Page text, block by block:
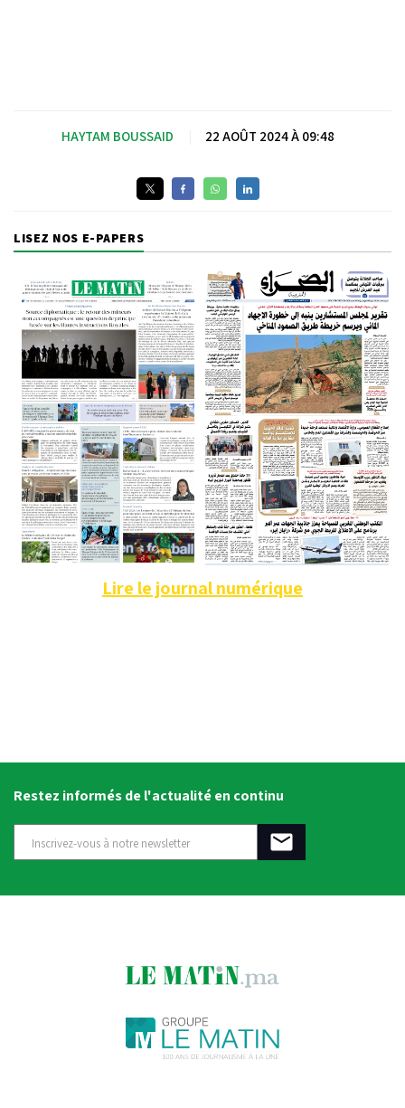
HAYTAM BOUSSAID 22 AOÛT 2024 À 09:48
LISEZ NOS E-PAPERS
Lire le journal numérique
Restez informés de l'actualité en continu